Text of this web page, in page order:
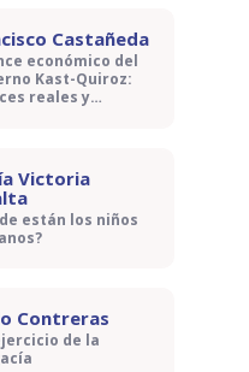
Castañeda
económico del
Kast-Quiroz:
reales y
Victoria
están los niños
Contreras
de la